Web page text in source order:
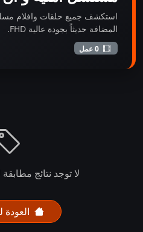
استكشف جميع حلقات وافلام
المضافة حديثاً بجودة عالية FHD.
لا توجد نتائج
العودة